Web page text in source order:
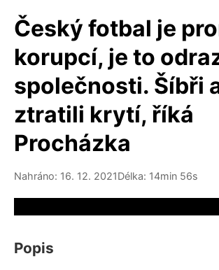
Český fotbal je
korupcí, je to
společnosti. Šíbři
ztratili krytí, říká
Procházka
Nahráno: 16. 12. 2021Délka: 14min 56s
Popis